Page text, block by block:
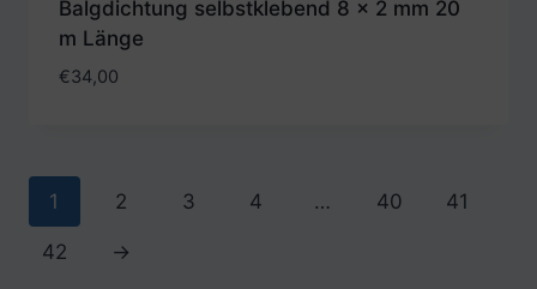
Balgdichtung selbstklebend 8 x 2 mm 20
m Länge
€34,00
1 2 3 4 … 40 41
42 →